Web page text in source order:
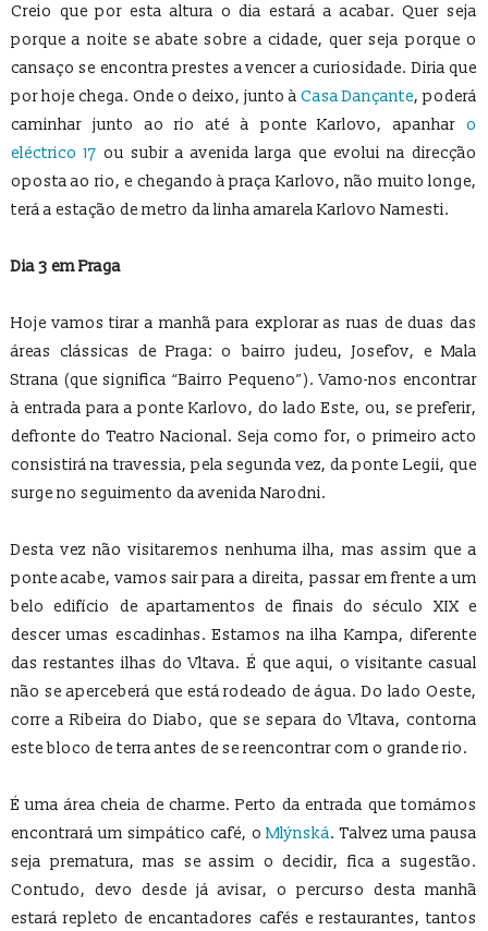
Creio que por esta altura o dia estará a acabar. Quer seja
porque a noite se abate sobre a cidade, quer seja porque o
cansaço se encontra prestes a vencer a curiosidade. Diria que
por hoje chega. Onde o deixo, junto à Casa Dançante, poderá
caminhar junto ao rio até à ponte Karlovo, apanhar o
eléctrico 17 ou subir a avenida larga que evolui na direcção
oposta ao rio, e chegando à praça Karlovo, não muito longe,
terá a estação de metro da linha amarela Karlovo Namesti.
Dia 3 em Praga
Hoje vamos tirar a manhã para explorar as ruas de duas das
áreas clássicas de Praga: o bairro judeu, Josefov, e Mala
Strana (que significa “Bairro Pequeno”). Vamo-nos encontrar
à entrada para a ponte Karlovo, do lado Este, ou, se preferir,
defronte do Teatro Nacional. Seja como for, o primeiro acto
consistirá na travessia, pela segunda vez, da ponte Legii, que
surge no seguimento da avenida Narodni.
Desta vez não visitaremos nenhuma ilha, mas assim que a
ponte acabe, vamos sair para a direita, passar em frente a um
belo edifício de apartamentos de finais do século XIX e
descer umas escadinhas. Estamos na ilha Kampa, diferente
das restantes ilhas do Vltava. É que aqui, o visitante casual
não se aperceberá que está rodeado de água. Do lado Oeste,
corre a Ribeira do Diabo, que se separa do Vltava, contorna
este bloco de terra antes de se reencontrar com o grande rio.
É uma área cheia de charme. Perto da entrada que tomámos
encontrará um simpático café, oMlýnská. Talvez uma pausa
seja prematura, mas se assim o decidir, fica a sugestão.
Contudo, devo desde já avisar, o percurso desta manhã
estará repleto de encantadores cafés e restaurantes, tantos